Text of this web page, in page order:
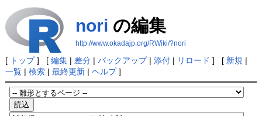
nori の編集
http://www.okadajp.org/RWiki/?nori
[ トップ] [ 編集| 差分| バックアップ| 添付| リロード ] [ 新規 |
一覧| 検索| 最終更新| ヘルプ]